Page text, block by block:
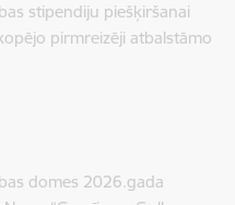
stipendiju piešķiršanai
pirmreizēji atbalstāmo
domes 2026.gada